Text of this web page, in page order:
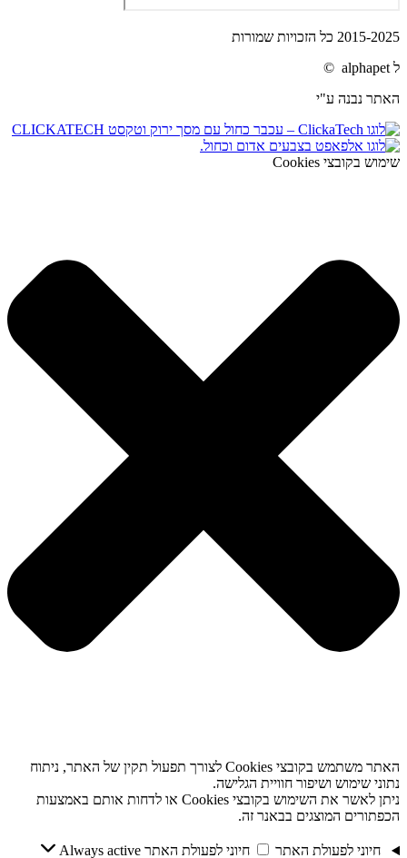
2015-2025 כל הזכויות שמורות
ל alphapet ©
האתר נבנה ע"י
שימוש בקובצי Cookies
האתר משתמש בקובצי Cookies לצורך תפעול תקין של האתר, ניתוח
נתוני שימוש ושיפור חוויית הגלישה.
ניתן לאשר את השימוש בקובצי Cookies או לדחות אותם באמצעות
הכפתורים המוצגים בבאנר זה.
חיוני לפעולת האתר חיוני לפעולת האתר Always active